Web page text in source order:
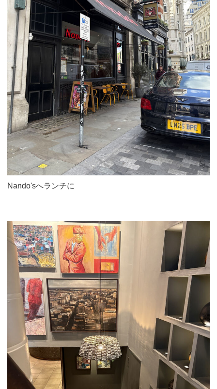
Nando'sへランチに